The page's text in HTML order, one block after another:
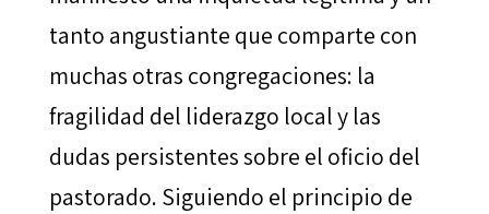
tanto angustiante que comparte con
muchas otras congregaciones: la
fragilidad del liderazgo local y las
dudas persistentes sobre el oficio del
pastorado. Siguiendo el principio de